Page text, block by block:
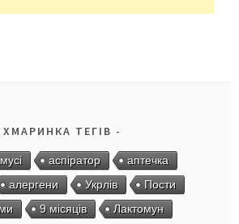
ХМАРИНКА ТЕГІВ
аспіратор
аптечка
алергени Укрлів
Пости
9 місяців Лактомун